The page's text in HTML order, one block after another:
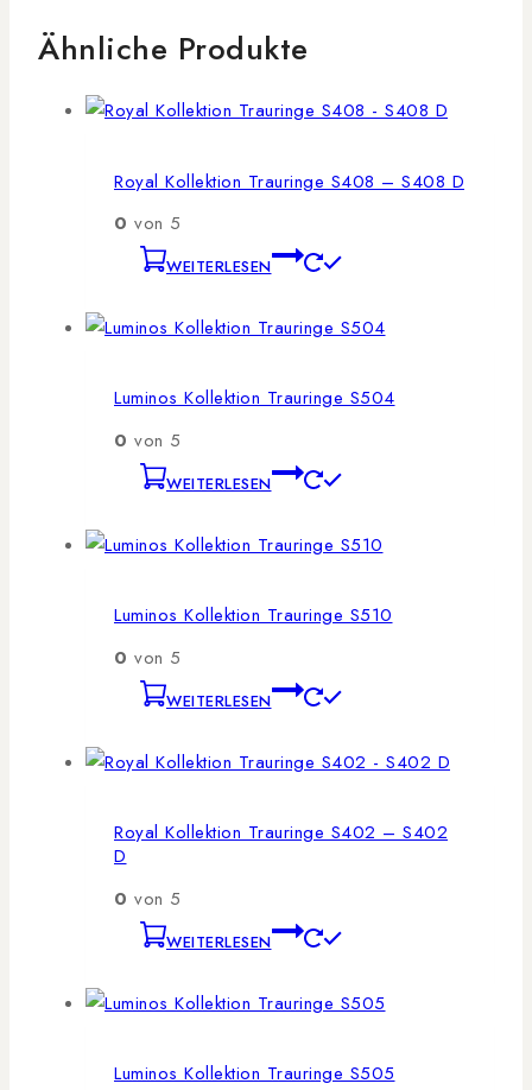
Ähnliche Produkte
Royal Kollektion Trauringe S408 – S408 D
0 von 5
WEITERLESEN
Luminos Kollektion Trauringe S504
0 von 5
WEITERLESEN
Luminos Kollektion Trauringe S510
0 von 5
WEITERLESEN
Royal Kollektion Trauringe S402 – S402
D
0 von 5
WEITERLESEN
Luminos Kollektion Trauringe S505